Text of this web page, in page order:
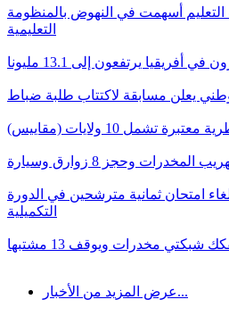
التعليم أسهمت في النهوض بالمنظومة
التعليمية
أفريقيا يرتفعون إلى 13.1 مليونا
يعلن مسابقة لاكتتاب طلبة ضباط
تشمل 10 ولايات (مقاييس)
وحجز 8 زوارق وسيارة
امتحان ثمانية مترشحين في الدورة
التكميلية
شبكتي مخدرات ويوقف 13 مشتبها
عرض المزيد من الأخبار...